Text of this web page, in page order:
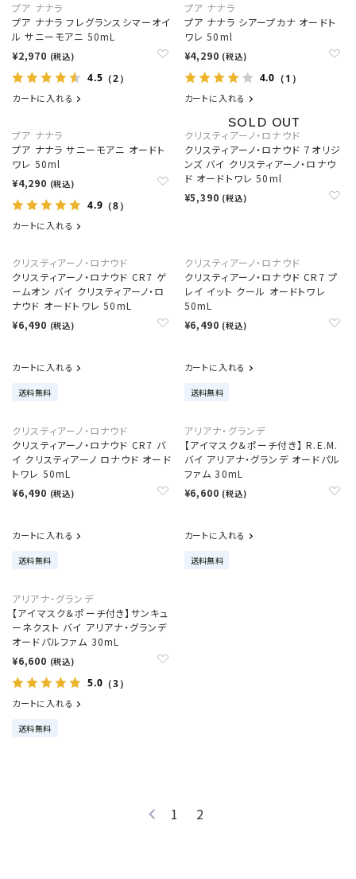
プア ナナラ
プア ナナラ フレグランスシマーオイ
ル サニーモアニ 50mL
¥2,970 (税込)
4.5 （2）
カートに入れる
プア ナナラ
プア ナナラ シアープカナ オードト
ワレ 50ml
¥4,290 (税込)
4.0 （1）
カートに入れる
プア ナナラ
プア ナナラ サニーモアニ オードト
ワレ 50ml
¥4,290 (税込)
4.9 （8）
カートに入れる
クリスティアーノ・ロナウド
クリスティアーノ・ロナウド ７オリジ
ンズ バイ クリスティアーノ・ロナウ
ド オードトワレ 50ml
¥5,390 (税込)
クリスティアーノ・ロナウド
クリスティアーノ・ロナウド CR7 ゲ
ームオン バイ クリスティアーノ・ロ
ナウド オードトワレ 50mL
¥6,490 (税込)
カートに入れる
送料無料
クリスティアーノ・ロナウド
クリスティアーノ・ロナウド CR7 プ
レイ イット クール オードトワレ
50mL
¥6,490 (税込)
カートに入れる
送料無料
クリスティアーノ・ロナウド
クリスティアーノ・ロナウド CR7 バ
イ クリスティアーノ ロナウド オード
トワレ 50mL
¥6,490 (税込)
カートに入れる
送料無料
アリアナ・グランデ
【アイマスク＆ポーチ付き】 R.E.M.
バイ アリアナ・グランデ オードパル
ファム 30mL
¥6,600 (税込)
カートに入れる
送料無料
アリアナ・グランデ
【アイマスク＆ポーチ付き】サンキュ
ーネクスト バイ アリアナ・グランデ
オードパルファム 30mL
¥6,600 (税込)
5.0 （3）
カートに入れる
送料無料
1 2